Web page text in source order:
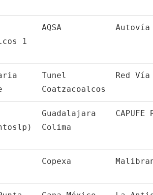
1
AQSA Autovía
Tunel
Coatzacoalcos
Red
Guadalajara
Colima
CAPUFE
Copexa